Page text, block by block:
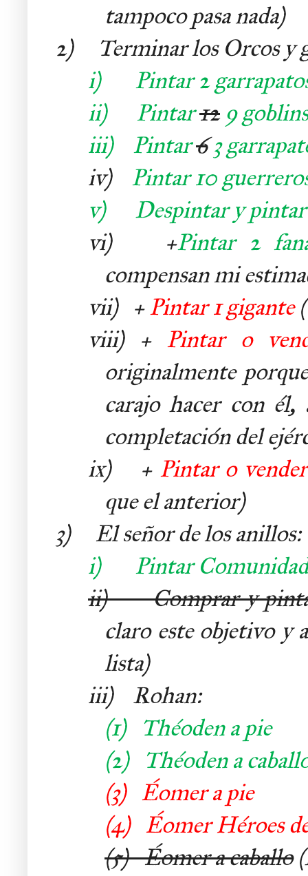
tampoco pasa nada)
2) Terminar los Orcos y
i)
Pintar 2
ii)
Pintar129
iii)
Pintar6 3
iv) Pintar 10
v)
Despintar y pintar
vi) +Pintar 2
compensan mi
vii) +Pintar 1 gigante
viii) + Pintar o
originalmente
carajo hacer con
completación del
ix) + Pintar o
que el anterior)
3) El señor de los anillos:
i)
Pintar
ii)Comprar y pintar
claro este objetivo y
lista)
iii) Rohan:
(1)
Théoden a pie
(2)
Théoden a
(3)Éomer a pie
(4)Éomer Héroes
(5)Éomer a caballo